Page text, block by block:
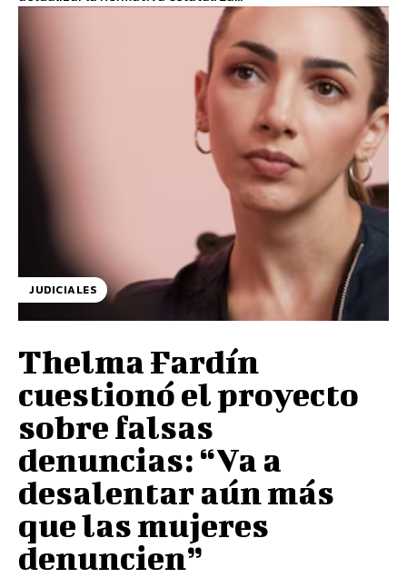
JUDICIALES
Thelma Fardín
cuestionó el proyecto
sobre falsas
denuncias: “Va a
desalentar aún más
que las mujeres
denuncien”